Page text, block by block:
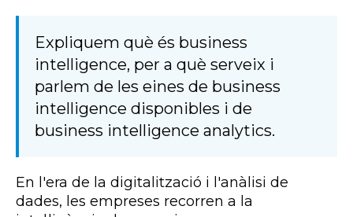
Expliquem què és business
intelligence, per a què serveix i
parlem de les eines de business
intelligence disponibles i de
business intelligence analytics.
En l'era de la digitalització i l'anàlisi de
dades, les empreses recorren a la